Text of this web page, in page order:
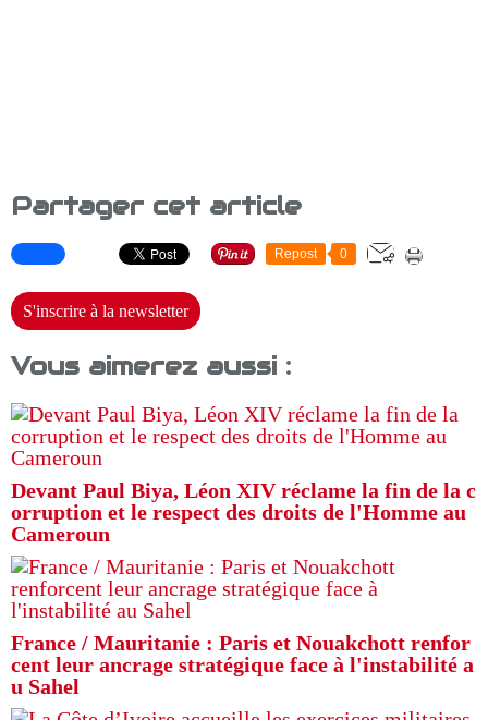
Partager cet article
Repost 0
S'inscrire à la newsletter
Vous aimerez aussi :
Devant Paul Biya, Léon XIV réclame la fin de la c
orruption et le respect des droits de l'Homme au
Cameroun
France / Mauritanie : Paris et Nouakchott renfor
cent leur ancrage stratégique face à l'instabilité a
u Sahel